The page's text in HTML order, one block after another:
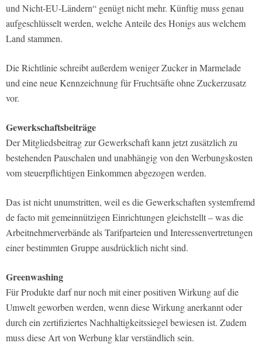
und Nicht-EU-Ländern“ genügt nicht mehr. Künftig muss genau
aufgeschlüsselt werden, welche Anteile des Honigs aus welchem
Land stammen.
Die Richtlinie schreibt außerdem weniger Zucker in Marmelade
und eine neue Kennzeichnung für Fruchtsäfte ohne Zuckerzusatz
vor.
Gewerkschaftsbeiträge
Der Mitgliedsbeitrag zur Gewerkschaft kann jetzt zusätzlich zu
bestehenden Pauschalen und unabhängig von den Werbungskosten
vom steuerpflichtigen Einkommen abgezogen werden.
Das ist nicht unumstritten, weil es die Gewerkschaften systemfremd
de facto mit gemeinnützigen Einrichtungen gleichstellt – was die
Arbeitnehmerverbände als Tarifparteien und Interessenvertretungen
einer bestimmten Gruppe ausdrücklich nicht sind.
Greenwashing
Für Produkte darf nur noch mit einer positiven Wirkung auf die
Umwelt geworben werden, wenn diese Wirkung anerkannt oder
durch ein zertifiziertes Nachhaltigkeitssiegel bewiesen ist. Zudem
muss diese Art von Werbung klar verständlich sein.